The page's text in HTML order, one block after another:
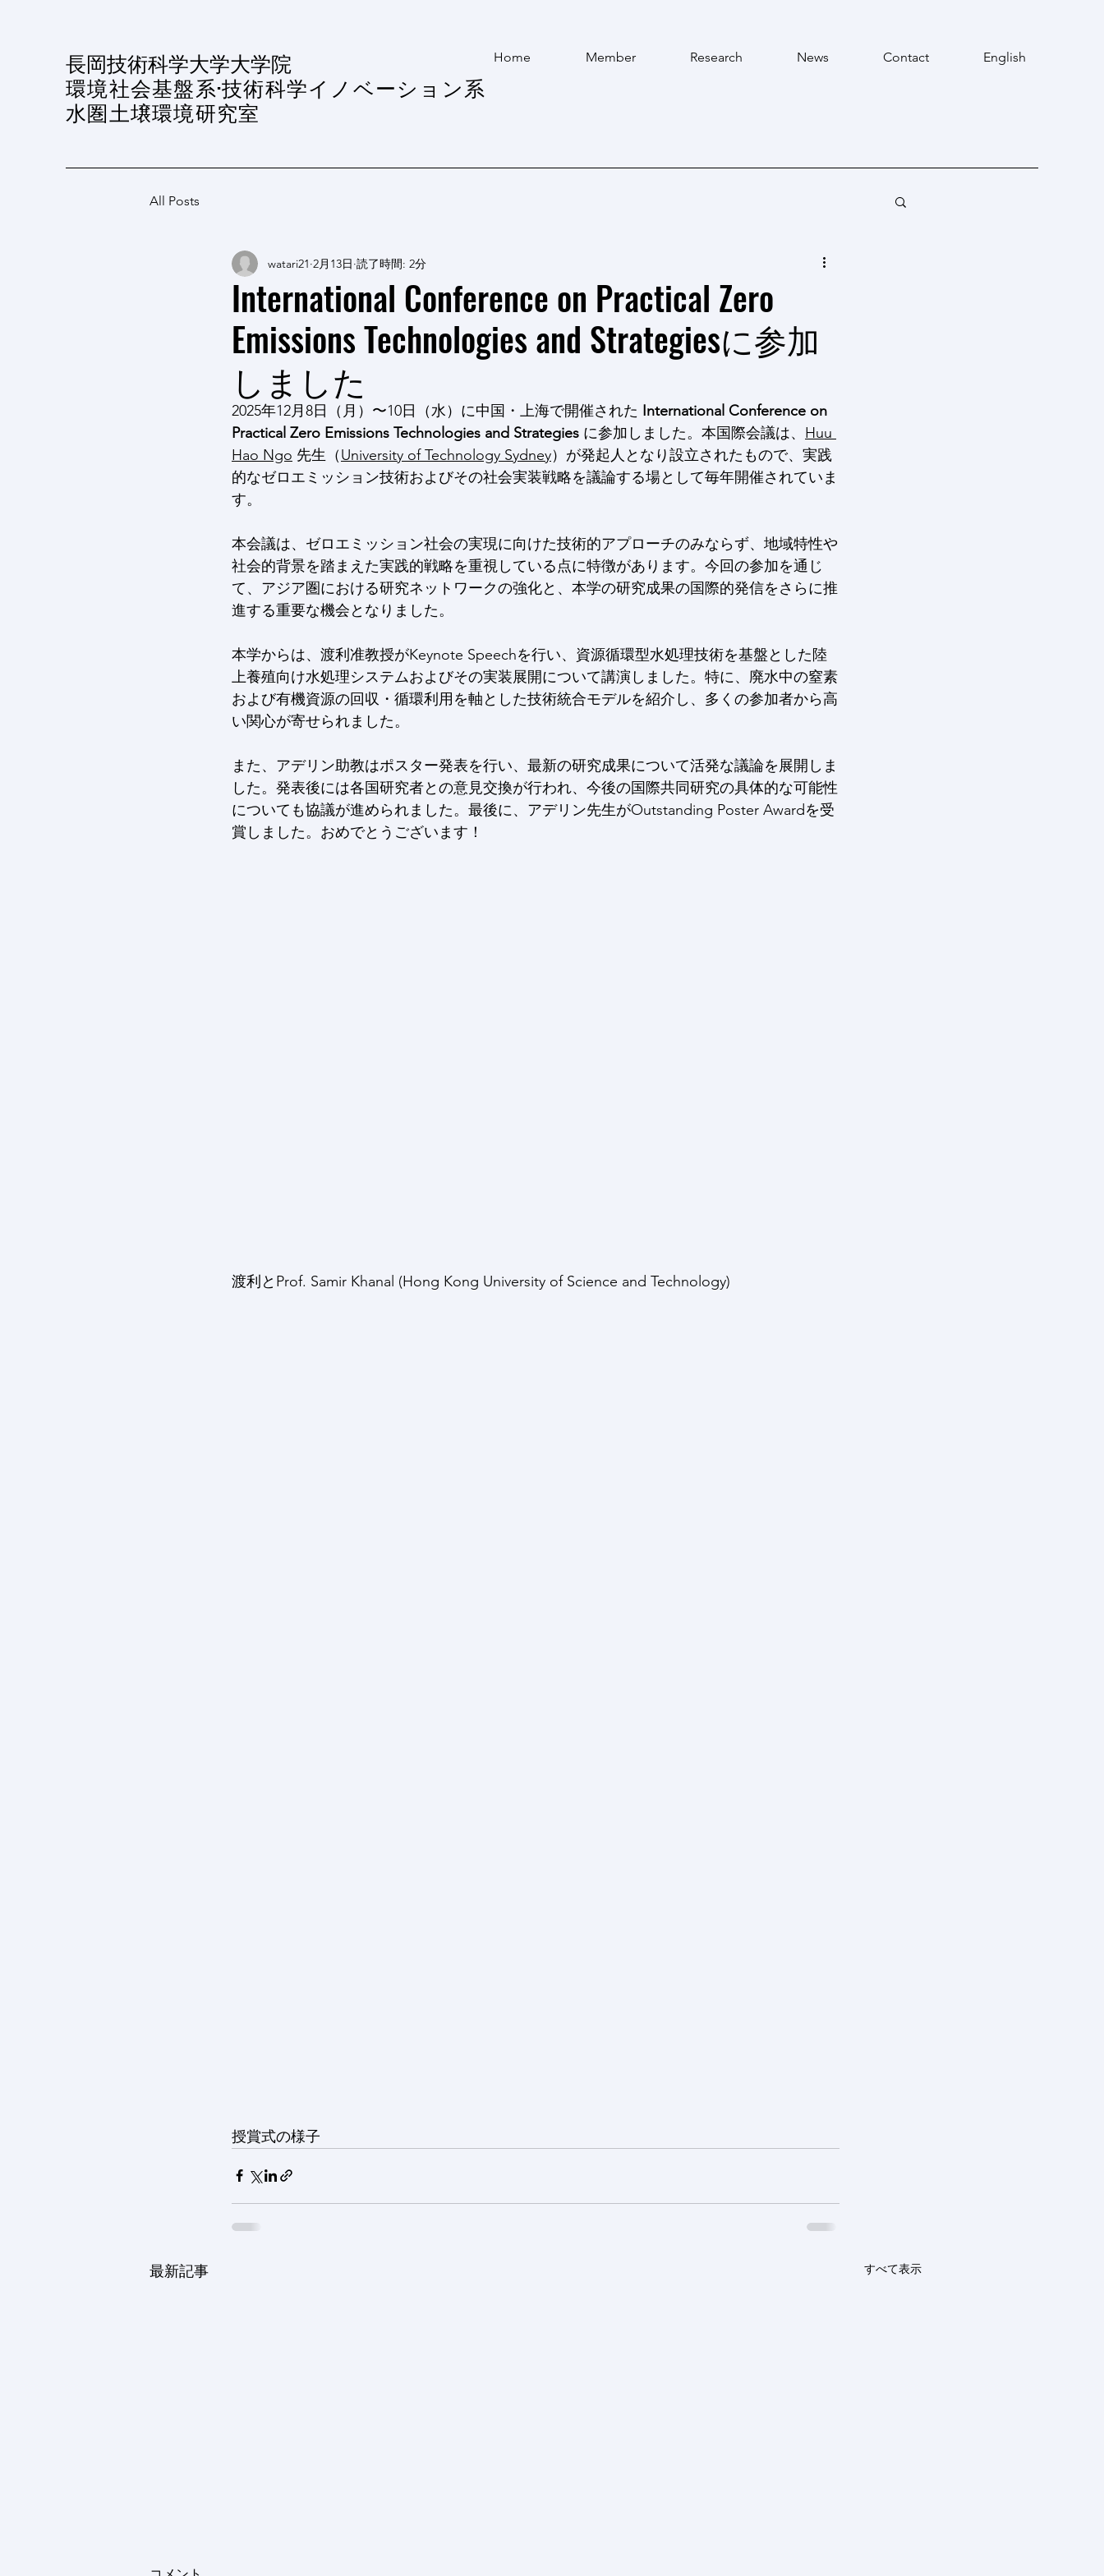
​長岡技術科学大学大学院
環境社会基盤系·技術科学イノベーション系
水圏土壌環境研究室
Home Member Research News Contact English
All Posts
International Conference on Practical Zero
Emissions Technologies and Strategiesに参加
しました
watari21 2月13日 読了時間: 2分
2025年12月8日（月）〜10日（水）に中国・上海で開催された International Conference on
Practical Zero Emissions Technologies and Strategies に参加しました。本国際会議は、 Huu
Hao Ngo 先生（University of Technology Sydney）が発起人となり設立されたもので、実践
的なゼロエミッション技術およびその社会実装戦略を議論する場として毎年開催されていま
す。
本会議は、ゼロエミッション社会の実現に向けた技術的アプローチのみならず、地域特性や
社会的背景を踏まえた実践的戦略を重視している点に特徴があります。今回の参加を通じ
て、アジア圏における研究ネットワークの強化と、本学の研究成果の国際的発信をさらに推
進する重要な機会となりました。
本学からは、渡利准教授がKeynote Speechを行い、資源循環型水処理技術を基盤とした陸
上養殖向け水処理システムおよびその実装展開について講演しました。特に、廃水中の窒素
および有機資源の回収・循環利用を軸とした技術統合モデルを紹介し、多くの参加者から高
い関心が寄せられました。
また、アデリン助教はポスター発表を行い、最新の研究成果について活発な議論を展開しま
した。発表後には各国研究者との意見交換が行われ、今後の国際共同研究の具体的な可能性
についても協議が進められました。最後に、アデリン先生がOutstanding Poster Awardを受
賞しました。おめでとうございます！
渡利とProf. Samir Khanal (Hong Kong University of Science and Technology)
授賞式の様子
最新記事 すべて表示